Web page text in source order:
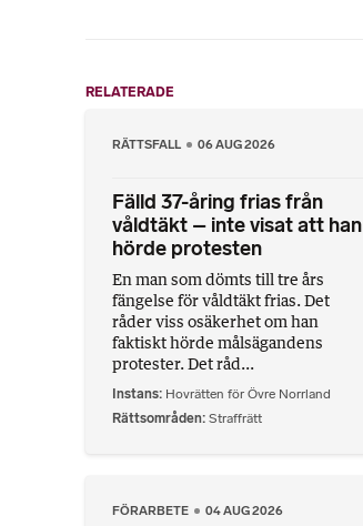
RELATERADE
RÄTTSFALL 06 AUG 2026
Fälld 37-åring frias från
våldtäkt – inte visat att han
hörde protesten
En man som dömts till tre års
fängelse för våldtäkt frias. Det
råder viss osäkerhet om han
faktiskt hörde målsägandens
protester. Det råd...
Instans Hovrätten för Övre Norrland
Rättsområden Straffrätt
FÖRARBETE 04 AUG 2026